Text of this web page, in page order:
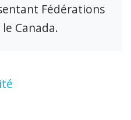
Fédérations
Canada.